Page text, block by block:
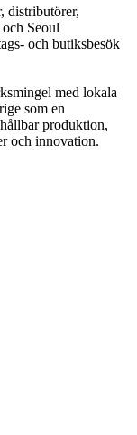
distributörer,
Seoul
och butiksbesök
med lokala
som en
produktion,
och innovation.